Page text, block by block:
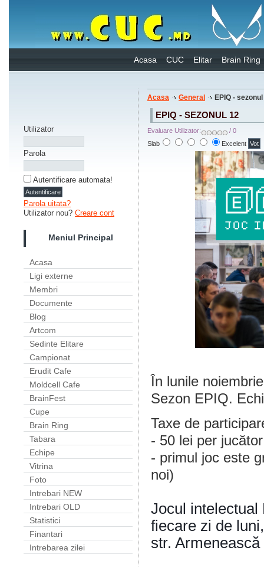
Acasa CUC Elitar Brain Ring
Utilizator
Parola
Autentificare automata!
Parola uitata?
Utilizator nou? Creare cont
Meniul Principal
Acasa
Ligi externe
Membri
Documente
Blog
Artcom
Sedinte Elitare
Campionat
Erudit Cafe
Moldcell Cafe
BrainFest
Cupe
Brain Ring
Tabara
Echipe
Vitrina
Foto
Intrebari NEW
Intrebari OLD
Statistici
Finantari
Intrebarea zilei
Acasa General EPIQ -
EPIQ - SEZONUL 12
Evaluare Utilizator:
/ 0
Slab
Excelent
În lunile
Sezon EPIQ.
Taxe de
- 50 lei per
- primul joc este
noi)
Jocul intelectual
fiecare zi de
str. Armenească